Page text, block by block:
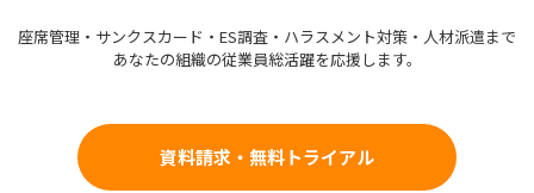
座席管理・サンクスカード・ES調査・ハラスメント対策・人材派遣まで
あなたの組織の従業員総活躍を応援します。
資料請求・無料トライアル